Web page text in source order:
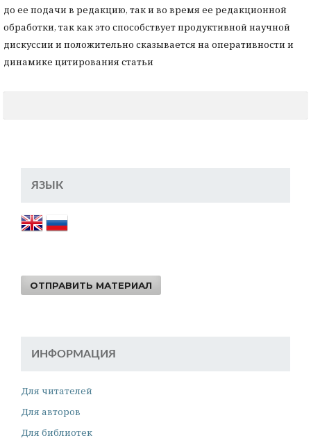
до ее подачи в редакцию, так и во время ее редакционной
обработки, так как это способствует продуктивной научной
дискуссии и положительно сказывается на оперативности и
динамике цитирования статьи
ЯЗЫК
ОТПРАВИТЬ МАТЕРИАЛ
ИНФОРМАЦИЯ
Для читателей
Для авторов
Для библиотек